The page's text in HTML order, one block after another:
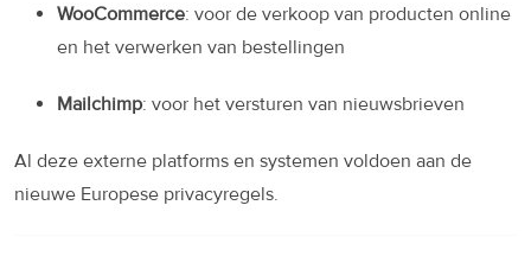
WooCommerce: voor de verkoop van producten online
en het verwerken van bestellingen
Mailchimp: voor het versturen van nieuwsbrieven
Al deze externe platforms en systemen voldoen aan de
nieuwe Europese privacyregels.